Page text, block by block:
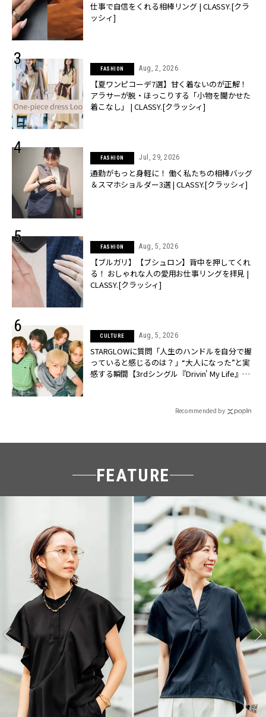
仕事で自信をくれる相棒リング | CLASSY.[クラ
ッシィ]
FASHION Aug, 2, 2026
【夏ワンピコーデ7選】甘く着ないのが正解！
アラサーが脱・ほっこりする「小物を聞かせた
着こなし」 | CLASSY.[クラッシィ]
FASHION Jul, 29, 2026
通勤がもっと身軽に！ 働く私たちの相棒バッグ
＆スマホショルダー3選 | CLASSY.[クラッシィ]
FASHION Aug, 5, 2026
【ブルガリ】【ブシュロン】背中を押してくれ
る！ おしゃれな人の愛用お仕事リングを拝見 |
CLASSY.[クラッシィ]
CULTURE Aug, 5, 2026
STARGLOWに質問「人生のハンドルを自分で握
っていると感じるのは？」“大️人になった”と実
感する瞬間【3rdシングル『Drivin' My Life』発
Recommended by
FEATURE